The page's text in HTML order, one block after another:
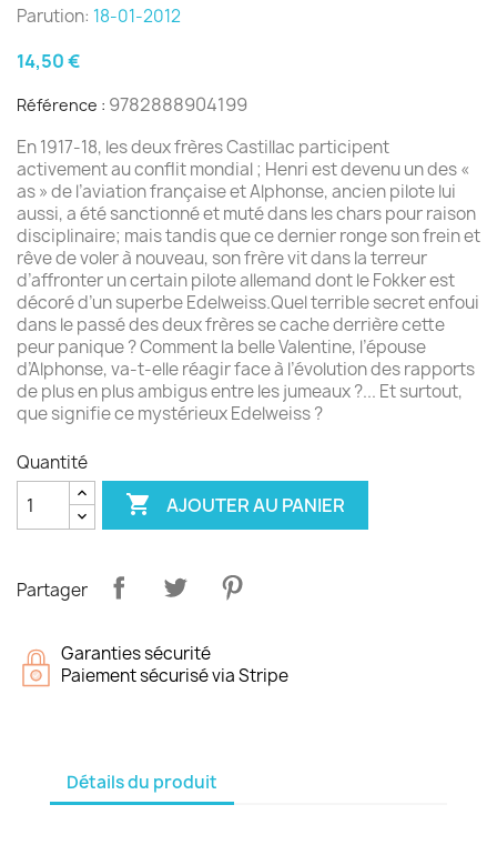
Parution: 18-01-2012
14,50 €
Référence : 9782888904199
En 1917-18, les deux frères Castillac participent
activement au conflit mondial ; Henri est devenu un des «
as » de l’aviation française et Alphonse, ancien pilote lui
aussi, a été sanctionné et muté dans les chars pour raison
disciplinaire; mais tandis que ce dernier ronge son frein et
rêve de voler à nouveau, son frère vit dans la terreur
d’affronter un certain pilote allemand dont le Fokker est
décoré d’un superbe Edelweiss.Quel terrible secret enfoui
dans le passé des deux frères se cache derrière cette
peur panique ? Comment la belle Valentine, l’épouse
d’Alphonse, va-t-elle réagir face à l’évolution des rapports
de plus en plus ambigus entre les jumeaux ?... Et surtout,
que signifie ce mystérieux Edelweiss ?
Quantité
 AJOUTER AU PANIER
Partager
Garanties sécurité
Paiement sécurisé via Stripe
Détails du produit